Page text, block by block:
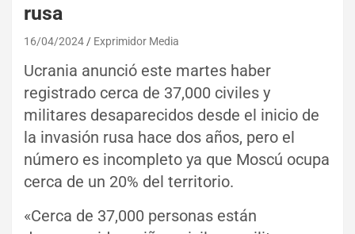
rusa
16/04/2024 Exprimidor Media
Ucrania anunció este martes haber
registrado cerca de 37,000 civiles y
militares desaparecidos desde el inicio de
la invasión rusa hace dos años, pero el
número es incompleto ya que Moscú ocupa
cerca de un 20% del territorio.
«Cerca de 37,000 personas están